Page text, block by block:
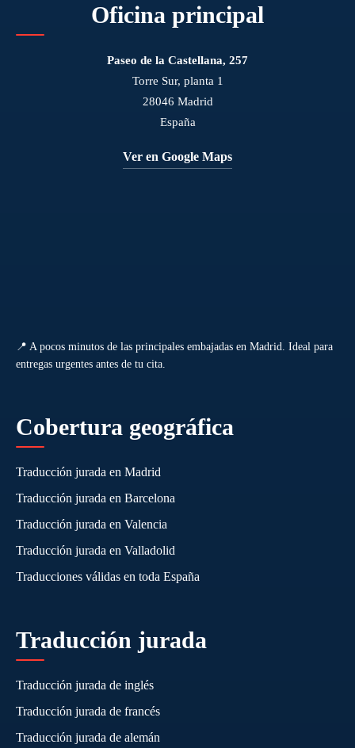
Oficina principal
Paseo de la Castellana, 257
Torre Sur, planta 1
28046 Madrid
España
Ver en Google Maps
📍 A pocos minutos de las principales embajadas en Madrid. Ideal para
entregas urgentes antes de tu cita.
Cobertura geográfica
Traducción jurada en Madrid
Traducción jurada en Barcelona
Traducción jurada en Valencia
Traducción jurada en Valladolid
Traducciones válidas en toda España
Traducción jurada
Traducción jurada de inglés
Traducción jurada de francés
Traducción jurada de alemán